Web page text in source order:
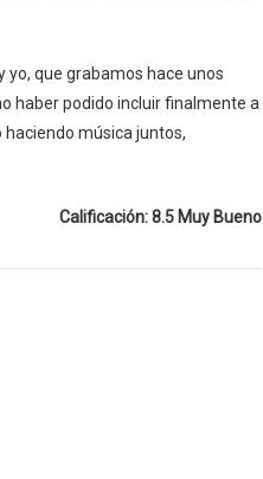
yo, que grabamos hace unos
haber podido incluir finalmente a
haciendo música juntos,
Calificación: 8.5 Muy Bueno